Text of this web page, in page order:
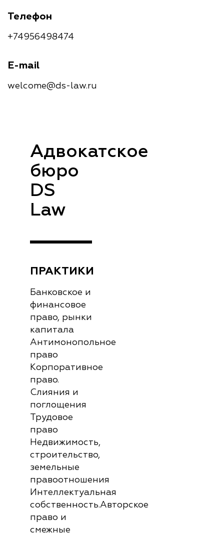
Телефон
+74956498474
E-mail
welcome@ds-law.ru
Адвокатское
бюро
DS
Law
ПРАКТИКИ
Банковское и
финансовое
право, рынки
капитала
Антимонопольное
право
Корпоративное
право.
Слияния и
поглощения
Трудовое
право
Недвижимость,
строительство,
земельные
правоотношения
Интеллектуальная
собственность.Авторское
право и
смежные